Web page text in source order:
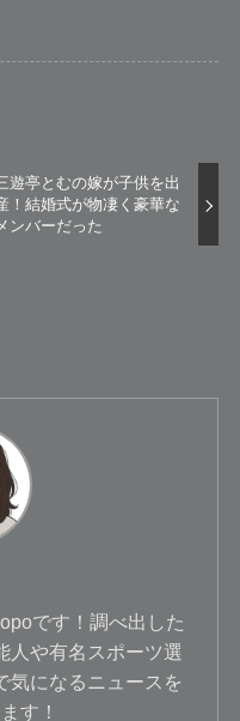
遊亭とむの嫁が子供を出
！結婚式が物凄く豪華な
ンバーだった
です！調べ出した
人や有名スポーツ選
気になるニュースを
す！